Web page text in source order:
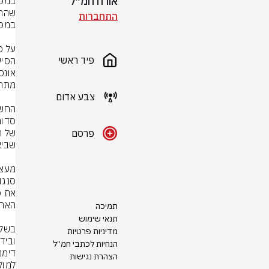
התחברות
פיד ראשי
צבע אדום
פרסם
תמיכה
תנאי שימוש
מדיניות פרטיות
הנחיות לכתבי חמ״ל
הצהרת נגישות